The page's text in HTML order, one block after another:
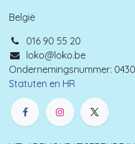
België
016 90 55 20
loko@loko.be
Ondernemingsnummer:
Statuten en HR